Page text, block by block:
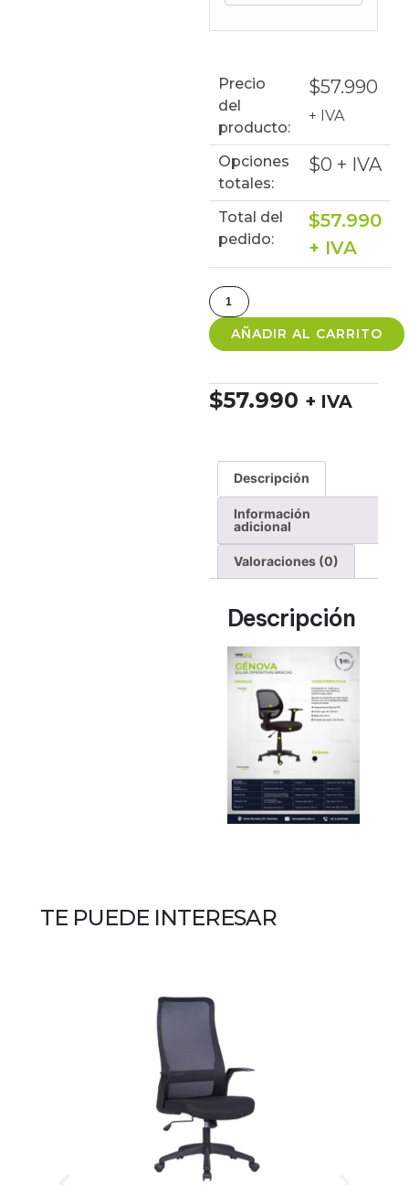
Precio
del
producto:
$57.990
+ IVA
Opciones
totales:
$0 + IVA
Total del
pedido:
$57.990
+ IVA
AÑADIR AL CARRITO
$57.990 + IVA
Descripción
Información
adicional
Valoraciones (0)
Descripción
TE PUEDE INTERESAR